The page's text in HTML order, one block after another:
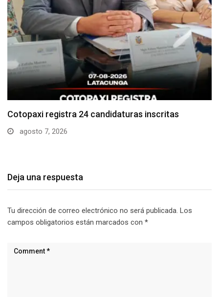
Parque Nacional Cotopaxi espera alta afluencia de
visitantes…
Deja una respuesta
Tu dirección de correo electrónico no será publicada. Los
campos obligatorios están marcados con *